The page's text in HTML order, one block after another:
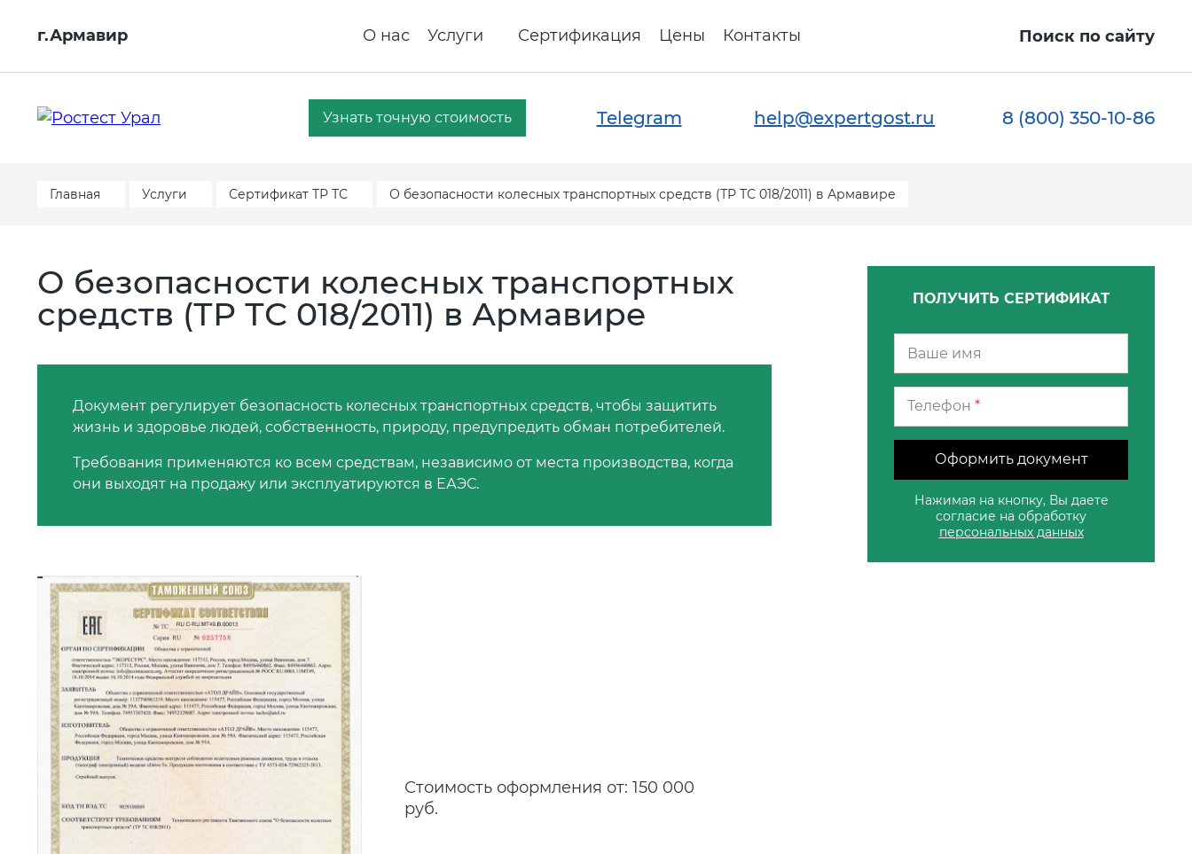
г.Армавир О нас Услуги Сертификация Цены Контакты Поиск по сайту
Узнать точную стоимость Telegram help@expertgost.ru 8 (800) 350-10-86
Главная Услуги Сертификат ТР ТС О безопасности колесных транспортных средств (ТР ТС 018/2011) в Армавире
О безопасности колесных транспортных
средств (ТР ТС 018/2011) в Армавире
Документ регулирует безопасность колесных транспортных средств, чтобы защитить
жизнь и здоровье людей, собственность, природу, предупредить обман потребителей.
Требования применяются ко всем средствам, независимо от места производства, когда
они выходят на продажу или эксплуатируются в ЕАЭС.
Стоимость оформления от: 150 000
руб.
ПОЛУЧИТЬ СЕРТИФИКАТ
Телефон *
Оформить документ
Нажимая на кнопку, Вы даете
согласие на обработку
персональных данных